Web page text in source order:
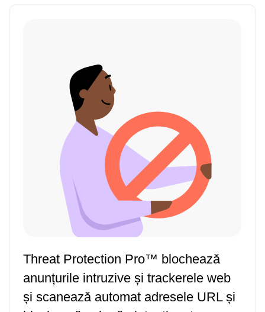
Threat Protection Pro™ blochează
anunțurile intruzive și trackerele web
și scanează automat adresele URL și